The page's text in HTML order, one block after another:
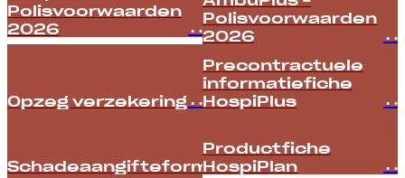
Polisvoorwaarden
2026 Polisvoorwaarden
2026
Opzeg verzekering
Precontractuele
informatiefiche
HospiPlus
Schadeaangifteformulier
Productfiche
HospiPlan